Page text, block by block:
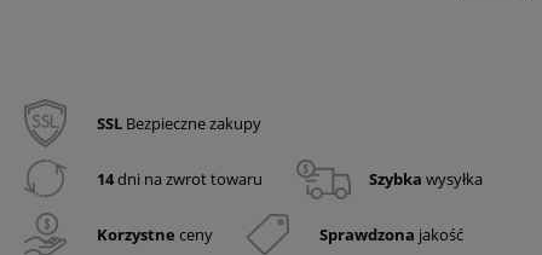
SSL Bezpieczne zakupy
14dni na zwrot towaru Szybka wysyłka
Korzystne ceny Sprawdzona jakość